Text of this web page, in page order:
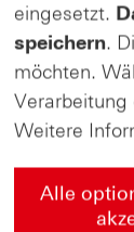
eingesetzt.
speichern.
möchten.
Verarbeitung
Weitere
Alle